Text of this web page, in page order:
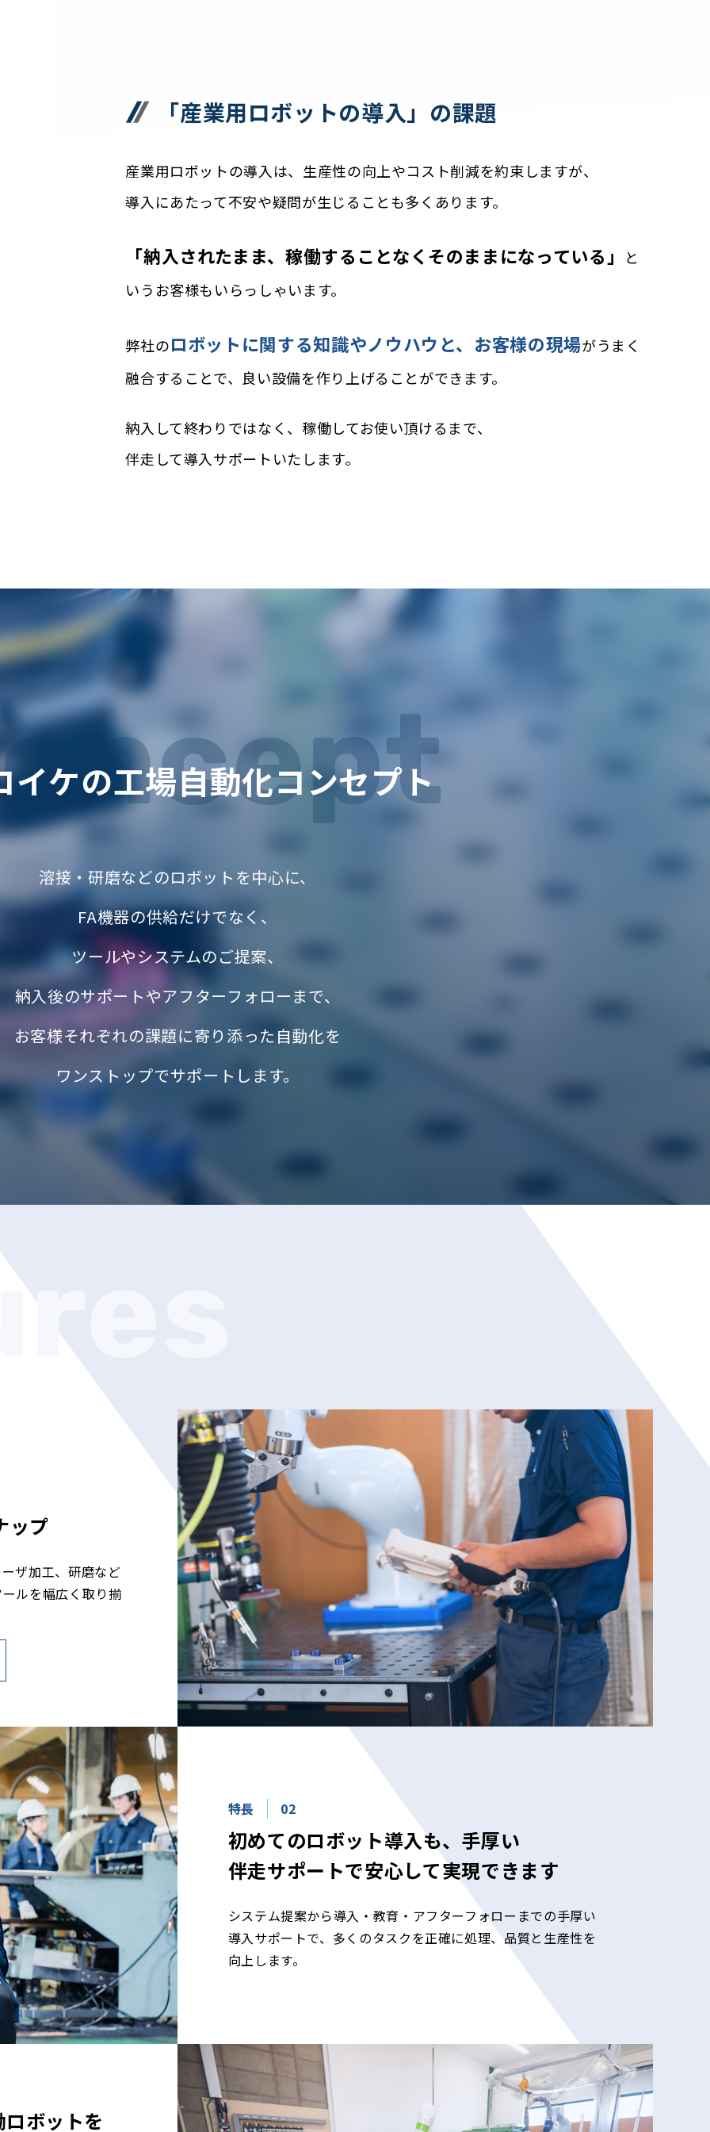
「産業用ロボットの導入」の課題
産業用ロボットの導入は、生産性の向上やコスト削減を約束しますが、
導入にあたって不安や疑問が生じることも多くあります。
「納入されたまま、稼働することなくそのままになっている」
と
いうお客様もいらっしゃいます。
弊社のロボットに関する知識やノウハウと、お客様の現場がうまく
融合することで、良い設備を作り上げることができます。
納入して終わりではなく、稼働してお使い頂けるまで、
伴走して導入サポートいたします。
イケの工場自動化コンセプト
溶接・研磨などのロボットを中心に、
FA機器の供給だけでなく、
ツールやシステムのご提案、
納入後のサポートやアフターフォローまで、
お客様それぞれの課題に寄り添った自動化を
ワンストップでサポートします。
ップ
ザ加工、研磨など
ルを幅広く取り揃
特長 02
初めてのロボット導入も、手厚い
伴走サポートで安心して実現できます
システム提案から導入・教育・アフターフォローまでの手厚い
導入サポートで、多くのタスクを正確に処理、品質と生産性を
向上します。
ボットを